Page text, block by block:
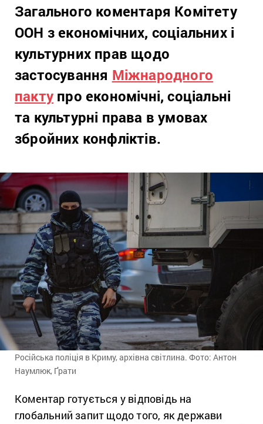
Загального коментаря Комітету
ООН з економічних, соціальних і
культурних прав щодо
застосування Міжнародного
пакту про економічні, соціальні
та культурні права в умовах
збройних конфліктів.
Російська поліція в Криму, архівна світлина. Фото: Антон
Наумлюк, Ґрати
Коментар готується у відповідь на
глобальний запит щодо того, як держави